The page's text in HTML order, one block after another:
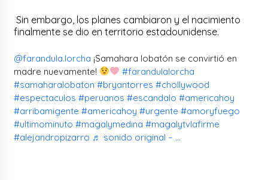
Sin embargo, los planes cambiaron y el nacimiento
finalmente se dio en territorio estadounidense.
@farandula.lorcha ¡Samahara lobatón se convirtió en
madre nuevamente!
#farandulalorcha
#samaharalobaton #bryantorres #chollywood
#espectaculos #peruanos #escandalo #americahoy
#arribamigente #americahoy #urgente #amoryfuego
#ultimominuto #magalymedina #magalytvlafirme
#alejandropizarro ♬ sonido original – …